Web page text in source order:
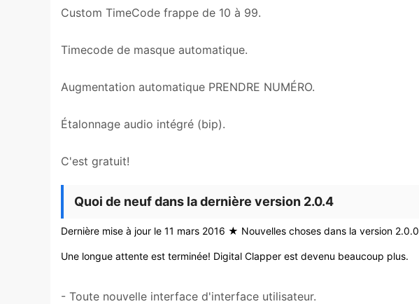
Custom TimeCode frappe de 10 à 99.
Timecode de masque automatique.
Augmentation automatique PRENDRE NUMÉRO.
Étalonnage audio intégré (bip).
C'est gratuit!
Quoi de neuf dans la dernière version 2.0.4
Dernière mise à jour le 11 mars 2016 ★ Nouvelles choses dans la version 2.0.0
Une longue attente est terminée! Digital Clapper est devenu beaucoup plus.
- Toute nouvelle interface d'interface utilisateur.